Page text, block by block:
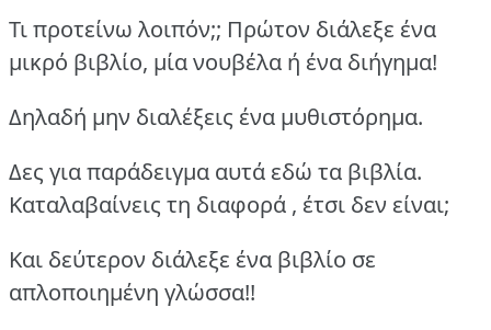
Τι προτείνω λοιπόν;; Πρώτον διάλεξε ένα
μικρό βιβλίο, μία νουβέλα ή ένα διήγημα!
Δηλαδή μην διαλέξεις ένα μυθιστόρημα.
Δες για παράδειγμα αυτά εδώ τα βιβλία.
Καταλαβαίνεις τη διαφορά , έτσι δεν είναι;
Και δεύτερον διάλεξε ένα βιβλίο σε
απλοποιημένη γλώσσα!!